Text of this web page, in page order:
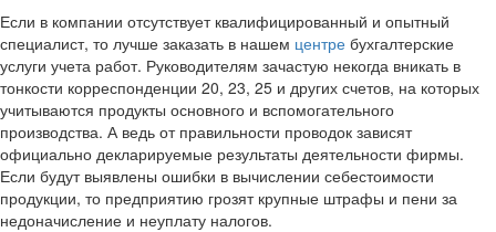
Если в компании отсутствует квалифицированный и опытный
специалист, то лучше заказать в нашем центре бухгалтерские
услуги учета работ. Руководителям зачастую некогда вникать в
тонкости корреспонденции 20, 23, 25 и других счетов, на которых
учитываются продукты основного и вспомогательного
производства. А ведь от правильности проводок зависят
официально декларируемые результаты деятельности фирмы.
Если будут выявлены ошибки в вычислении себестоимости
продукции, то предприятию грозят крупные штрафы и пени за
недоначисление и неуплату налогов.